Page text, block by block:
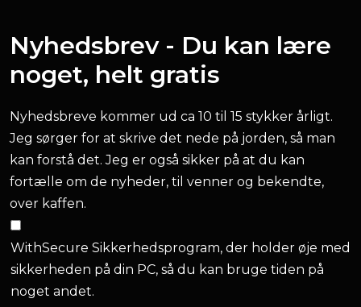
Nyhedsbrev - Du kan lære
noget, helt gratis
Nyhedsbreve kommer ud ca 10 til 15 stykker årligt.
Jeg sørger for at skrive det nede på jorden, så man
kan forstå det. Jeg er også sikker på at du kan
fortælle om de nyheder, til venner og bekendte,
over kaffen.
WithSecure Sikkerhedsprogram, der holder øje med
sikkerheden på din PC, så du kan bruge tiden på
noget andet.